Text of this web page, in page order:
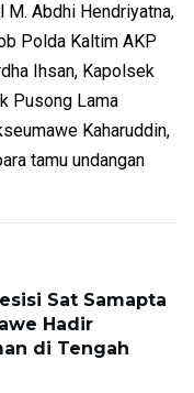
M. Abdhi Hendriyatna,
Polda Kaltim AKP
Ihsan, Kapolsek
Pusong Lama
Kaharuddin,
tamu undangan
Sat Samapta
Hadir
di Tengah